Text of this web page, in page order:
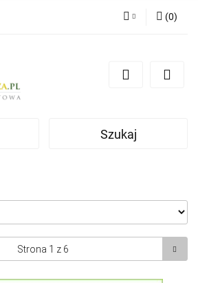
Zarejestruj się
(0)
Szukaj